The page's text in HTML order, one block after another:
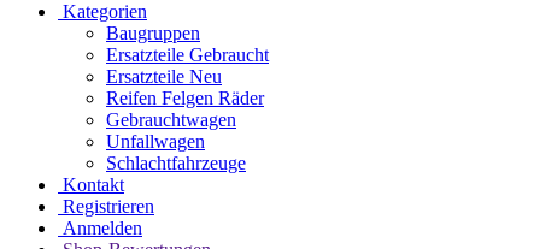
Kategorien
Baugruppen
Ersatzteile Gebraucht
Ersatzteile Neu
Reifen Felgen Räder
Gebrauchtwagen
Unfallwagen
Schlachtfahrzeuge
Kontakt
Registrieren
Anmelden